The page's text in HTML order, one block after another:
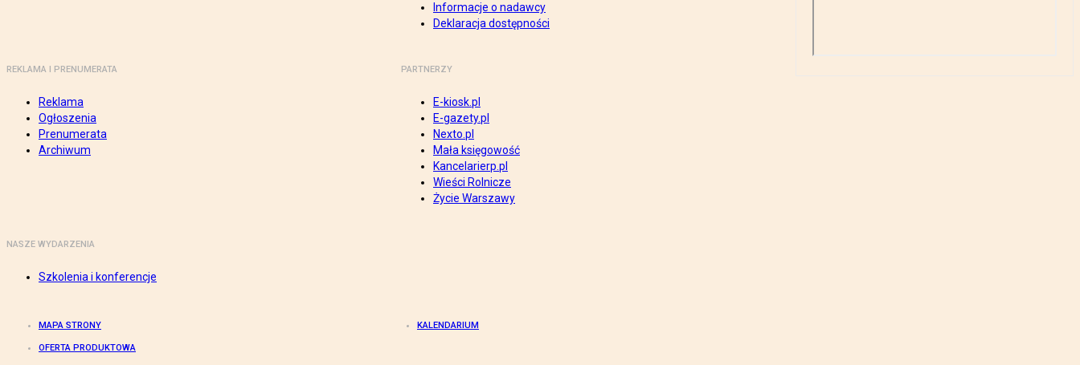
Informacje o nadawcy
Deklaracja dostępności
REKLAMA I PRENUMERATA
Reklama
Ogłoszenia
Prenumerata
Archiwum
PARTNERZY
E-kiosk.pl
E-gazety.pl
Nexto.pl
Mała księgowość
Kancelarierp.pl
Wieści Rolnicze
Życie Warszawy
NASZE WYDARZENIA
Szkolenia i konferencje
MAPA STRONY KALENDARIUM
OFERTA PRODUKTOWA